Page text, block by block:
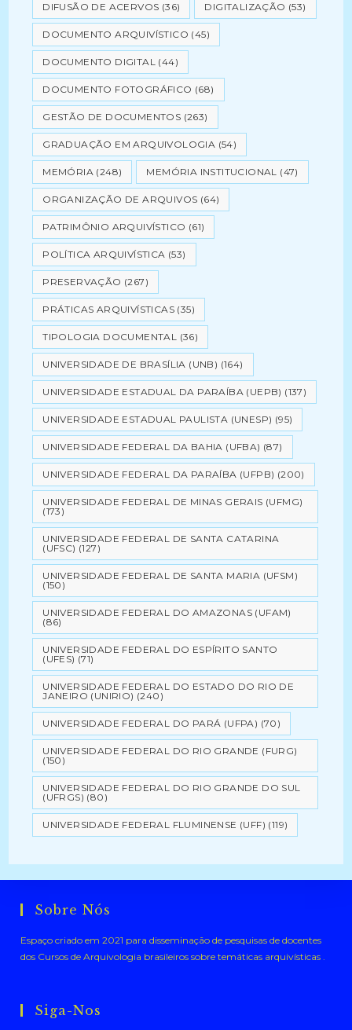
DIFUSÃO DE ACERVOS (36) DIGITALIZAÇÃO (53)
DOCUMENTO ARQUIVÍSTICO (45)
DOCUMENTO DIGITAL (44)
DOCUMENTO FOTOGRÁFICO (68)
GESTÃO DE DOCUMENTOS (263)
GRADUAÇÃO EM ARQUIVOLOGIA (54)
MEMÓRIA (248) MEMÓRIA INSTITUCIONAL (47)
ORGANIZAÇÃO DE ARQUIVOS (64)
PATRIMÔNIO ARQUIVÍSTICO (61)
POLÍTICA ARQUIVÍSTICA (53)
PRESERVAÇÃO (267)
PRÁTICAS ARQUIVÍSTICAS (35)
TIPOLOGIA DOCUMENTAL (36)
UNIVERSIDADE DE BRASÍLIA (UNB) (164)
UNIVERSIDADE ESTADUAL DA PARAÍBA (UEPB) (137)
UNIVERSIDADE ESTADUAL PAULISTA (UNESP) (95)
UNIVERSIDADE FEDERAL DA BAHIA (UFBA) (87)
UNIVERSIDADE FEDERAL DA PARAÍBA (UFPB) (200)
UNIVERSIDADE FEDERAL DE MINAS GERAIS (UFMG)
(173)
UNIVERSIDADE FEDERAL DE SANTA CATARINA
(UFSC) (127)
UNIVERSIDADE FEDERAL DE SANTA MARIA (UFSM)
(150)
UNIVERSIDADE FEDERAL DO AMAZONAS (UFAM)
(86)
UNIVERSIDADE FEDERAL DO ESPÍRITO SANTO
(UFES) (71)
UNIVERSIDADE FEDERAL DO ESTADO DO RIO DE
JANEIRO (UNIRIO) (240)
UNIVERSIDADE FEDERAL DO PARÁ (UFPA) (70)
UNIVERSIDADE FEDERAL DO RIO GRANDE (FURG)
(150)
UNIVERSIDADE FEDERAL DO RIO GRANDE DO SUL
(UFRGS) (80)
UNIVERSIDADE FEDERAL FLUMINENSE (UFF) (119)
Sobre Nós
Espaço criado em 2021 para disseminação de pesquisas de docentes
dos Cursos de Arquivologia brasileiros sobre temáticas arquivísticas .
Siga-Nos